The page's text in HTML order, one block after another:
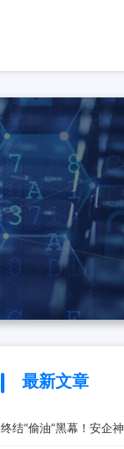
最新文章
终结“偷油”黑幕！安企